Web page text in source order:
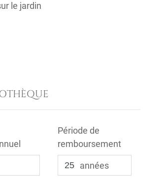
le jardin
Période de
remboursement
années